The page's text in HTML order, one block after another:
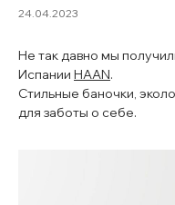
24.04.2023
Не так давно мы
Испании HAAN.
Стильные баночки,
для заботы о себе.